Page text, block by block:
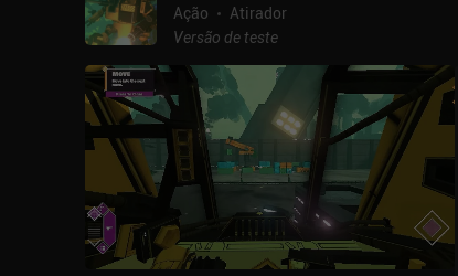
Ação
Atirador
Versão de teste